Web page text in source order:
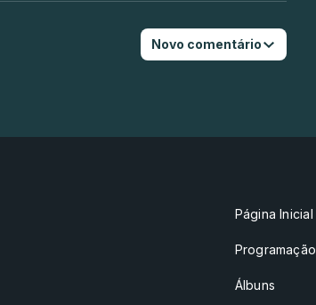
Novo comentário
Página Inicial
Programação
Álbuns